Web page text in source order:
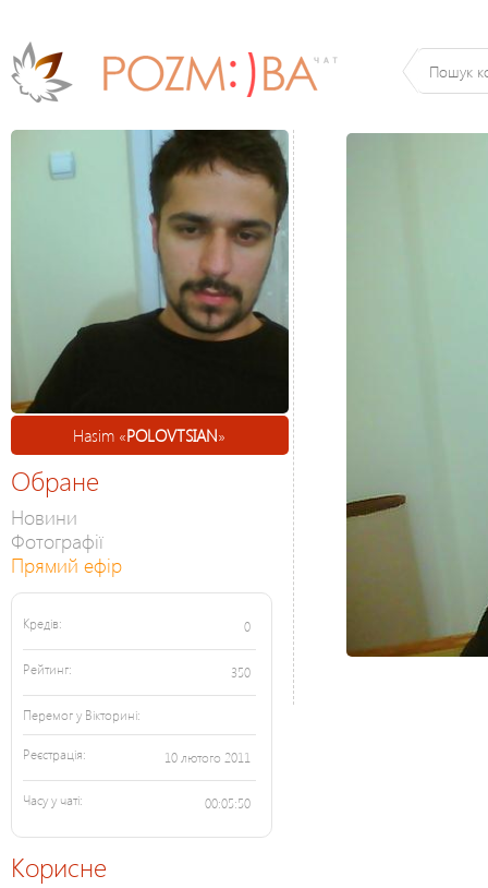
Hasim «POLOVTSIAN»
Обране
Новини
Фотографії
Прямий ефір
Кредів: 0
Рейтинг: 350
Перемог у Вікторині:
Реєстрація: 10 лютого 2011
Часу у чаті: 00:05:50
Корисне